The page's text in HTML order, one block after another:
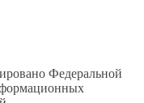
Федеральной